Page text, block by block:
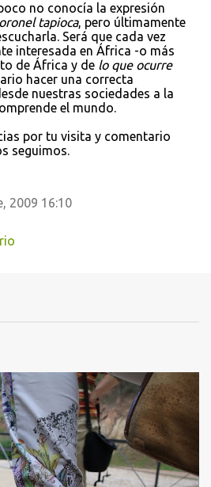
no conocía la expresión
tapioca, pero últimamente
Será que cada vez
interesada en África -o más
de África y de lo que ocurre
hacer una correcta
nuestras sociedades a la
el mundo.
por tu visita y comentario
seguimos.
2009 16:10